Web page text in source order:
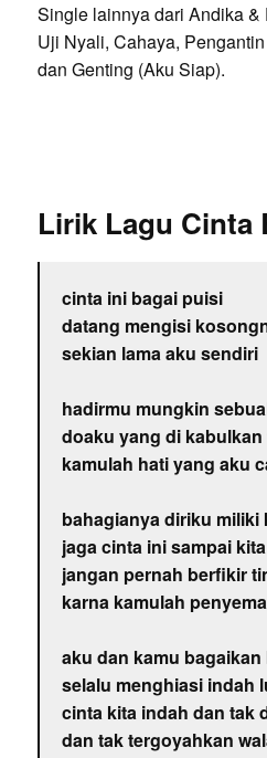
Single lainnya dari Andika &
Uji Nyali, Cahaya,
dan Genting (Aku Siap).
Lirik Lagu Cinta
cinta ini bagai puisi
datang mengisi
sekian lama aku sendiri
hadirmu mungkin
doaku yang di kabulkan
kamulah hati yang aku
bahagianya diriku miliki
jaga cinta ini sampai
jangan pernah berfikir
karna kamulah
aku dan kamu
selalu menghiasi indah
cinta kita indah dan tak
dan tak tergoyahkan